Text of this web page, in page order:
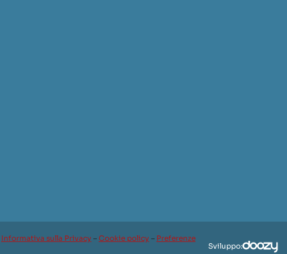
Informativa sulla Privacy – Cookie policy – Preferenze
Sviluppo: